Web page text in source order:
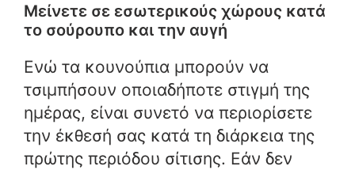
Μείνετε σε εσωτερικούς χώρους κατά
το σούρουπο και την αυγή
Ενώ τα κουνούπια μπορούν να
τσιμπήσουν οποιαδήποτε στιγμή της
ημέρας, είναι συνετό να περιορίσετε
την έκθεσή σας κατά τη διάρκεια της
πρώτης περιόδου σίτισης. Εάν δεν